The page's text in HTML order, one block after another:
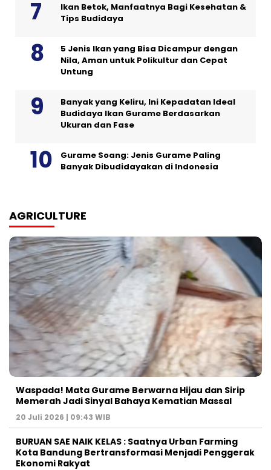
Ikan Betok, Manfaatnya Bagi Kesehatan &
Tips Budidaya
5 Jenis Ikan yang Bisa Dicampur dengan
Nila, Aman untuk Polikultur dan Cepat
Untung
Banyak yang Keliru, Ini Kepadatan Ideal
Budidaya Ikan Gurame Berdasarkan
Ukuran dan Fase
Gurame Soang: Jenis Gurame Paling
Banyak Dibudidayakan di Indonesia
AGRICULTURE
Waspada! Mata Gurame Berwarna Hijau dan Sirip
Memerah Jadi Sinyal Bahaya Kematian Massal
20 Juli 2026 | 09:43 WIB
BURUAN SAE NAIK KELAS : Saatnya Urban Farming
Kota Bandung Bertransformasi Menjadi Penggerak
Ekonomi Rakyat